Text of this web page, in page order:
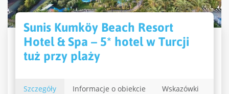
Sunis Kumköy Beach Resort
Hotel & Spa – 5* hotel w Turcji
tuż przy plaży
Szczegóły Informacje o obiekcie Wskazówki